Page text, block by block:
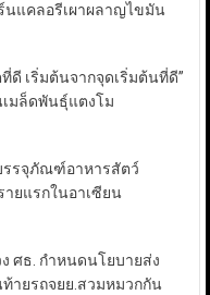
บิร์นแคลอรีเผาผลาญไขมัน
ดี เริ่มต้นจากจุดเริ่มต้นที่ดี”
มล็ดพันธุ์แตงโม
บรรจุภัณฑ์อาหารสัตว์
ายแรกในอาเซียน
ศธ. กำหนดนโยบายส่ง
ายรถจยย.สวมหมวกกัน